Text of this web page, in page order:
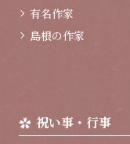
有名作家
島根の作家
祝い事・行事